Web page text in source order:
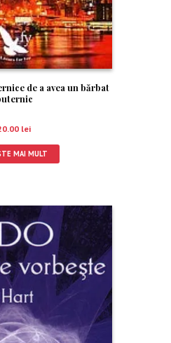
de a avea un bărbat
lei
MAI MULT